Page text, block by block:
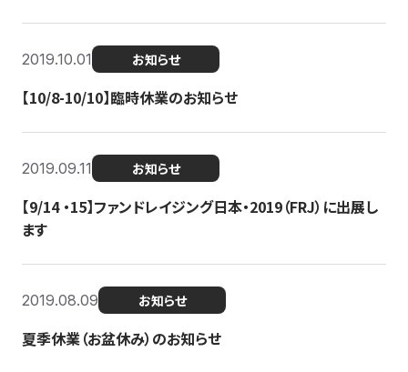
2019.10.01 お知らせ
【10/8-10/10】臨時休業のお知らせ
2019.09.11 お知らせ
【9/14 ・15】ファンドレイジング日本・2019（FRJ）に出展し
ます
2019.08.09 お知らせ
夏季休業（お盆休み）のお知らせ